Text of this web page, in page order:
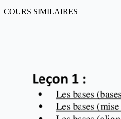
COURS SIMILAIRES